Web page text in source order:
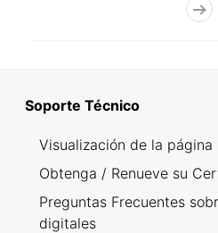
Soporte Técnico
Visualización de la página
Obtenga / Renueve su
Preguntas Frecuentes
digitales